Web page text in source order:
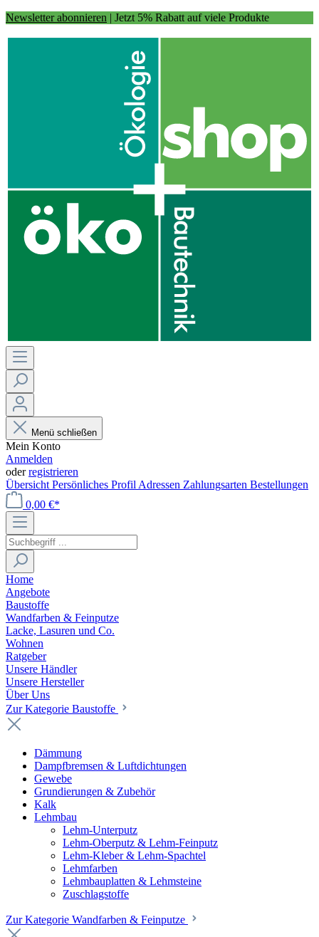
Newsletter abonnieren | Jetzt 5% Rabatt auf viele Produkte
Menü schließen
Mein Konto
Anmelden
oderregistrieren
Übersicht Persönliches Profil Adressen Zahlungsarten Bestellungen
0,00 €*
Home
Angebote
Baustoffe
Wandfarben & Feinputze
Lacke, Lasuren und Co.
Wohnen
Ratgeber
Unsere Händler
Unsere Hersteller
Über Uns
Zur Kategorie Baustoffe
Dämmung
Dampfbremsen & Luftdichtungen
Gewebe
Grundierungen & Zubehör
Kalk
Lehmbau
Lehm-Unterputz
Lehm-Oberputz & Lehm-Feinputz
Lehm-Kleber & Lehm-Spachtel
Lehmfarben
Lehmbauplatten & Lehmsteine
Zuschlagstoffe
Zur Kategorie Wandfarben & Feinputze